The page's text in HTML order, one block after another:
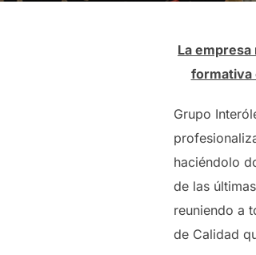
La
formativa
Grupo
haciéndolo
de las
reuniendo a
de Calidad